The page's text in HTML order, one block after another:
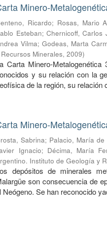
Minero-
Ricardo; Rosas, Mario
Esteban; Chernicoff, Carlos
Vilma;Godeas, Marta
Minerales,2009)
Carta Minero-
y su relación con la
de la región, su relación
Minero-
Sabrina; Palacio, María de
Ignacio; Décima, María
Instituto de Geología y
depósitos de minerales
son consecuencia de
Neógeno. Se han reconocido